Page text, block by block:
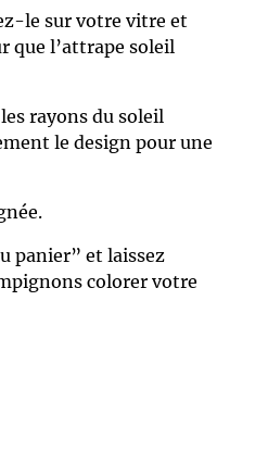
le sur votre vitre et
que l’attrape soleil
rayons du soleil
le design pour une
panier” et laissez
colorer votre